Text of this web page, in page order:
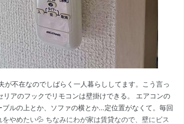
が不在なのでしばらく一人暮らししてます。こう言っ
リアのフックでリモコンは壁掛けできる。 エアコンの
ブルの上とか、ソファの横とか…定位置がなくて。毎回
やめたい💦 ちなみにわが家は賃貸なので、壁にビス